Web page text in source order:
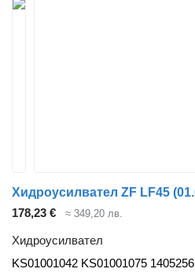
178,23 € ≈ 349,20 лв.
Хидроусилвател
KS01001042 KS01001075 1405256